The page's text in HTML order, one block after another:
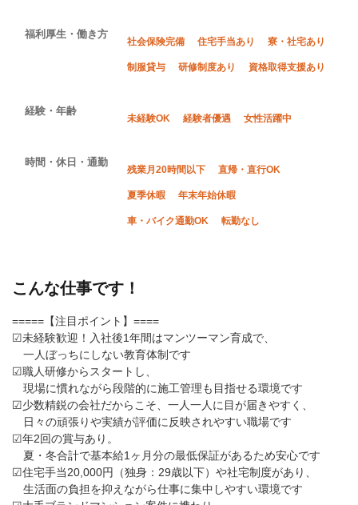
福利厚生・働き方
社会保険完備 住宅手当あり 寮・社宅あり
制服貸与 研修制度あり 資格取得支援あり
経験・年齢
未経験OK 経験者優遇 女性活躍中
時間・休日・通勤
残業月20時間以下 直帰・直行OK
夏季休暇 年末年始休暇
車・バイク通勤OK 転勤なし
こんな仕事です！
=====【注目ポイント】====
☑未経験歓迎！入社後1年間はマンツーマン育成で、
一人ぼっちにしない教育体制です
☑職人研修からスタートし、
現場に慣れながら段階的に施工管理も目指せる環境です
☑少数精鋭の会社だからこそ、一人一人に目が届きやすく、
日々の頑張りや実績が評価に反映されやすい職場です
☑年2回の賞与あり。
夏・冬合計で基本給1ヶ月分の最低保証があるため安心です
☑住宅手当20,000円（独身：29歳以下）や社宅制度があり、
生活面の負担を抑えながら仕事に集中しやすい環境です